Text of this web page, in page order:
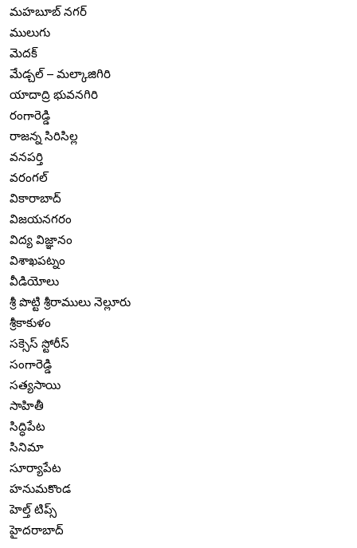
మహబూబ్ నగర్
ములుగు
మెదక్
మేడ్చల్ – మల్కాజిగిరి
యాదాద్రి భువనగిరి
రంగారెడ్డి
రాజన్న సిరిసిల్ల
వనపర్తి
వరంగల్
వికారాబాద్
విజయనగరం
విద్య విజ్ఞానం
విశాఖపట్నం
వీడియోలు
శ్రీ పొట్టి శ్రీరాములు నెల్లూరు
శ్రీకాకుళం
సక్సెస్ స్టోరీస్
సంగారెడ్డి
సత్యసాయి
సాహితీ
సిద్ధిపేట
సినిమా
సూర్యాపేట
హనుమకొండ
హెల్త్ టిప్స్
హైదరాబాద్